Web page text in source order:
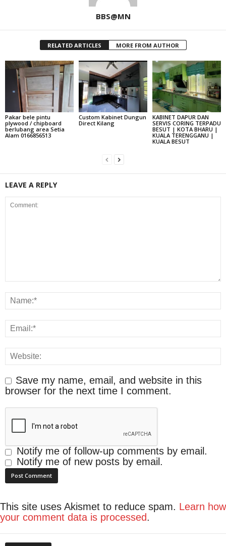
BBS@MN
RELATED ARTICLES MORE FROM AUTHOR
Pakar bele pintu
plywood / chipboard
berlubang area Setia
Alam 0166856513
Custom Kabinet Dungun
Direct Kilang
KABINET DAPUR DAN
SERVIS CORING TERPADU
BESUT | KOTA BHARU |
KUALA TERENGGANU |
KUALA BESUT
LEAVE A REPLY
Save my name, email, and website in this
browser for the next time I comment.
Notify me of follow-up comments by email.
Notify me of new posts by email.
This site uses Akismet to reduce spam. Learn how
your comment data is processed.